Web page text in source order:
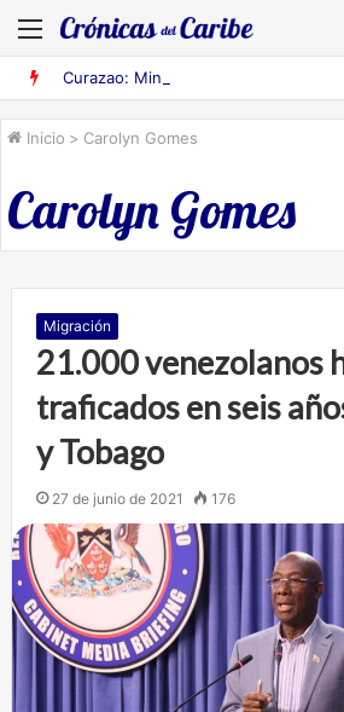
Menú
Inicio > Carolyn Gomes
Carolyn Gomes
Migración
21.000 venezolanos
traficados en seis
y Tobago
27 de junio de 2021 176